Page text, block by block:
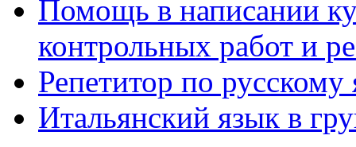
Помощь в написании
контрольных работ и
Репетитор по русскому
Итальянский язык в